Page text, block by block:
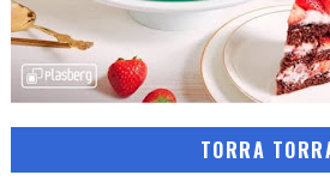
TORRA